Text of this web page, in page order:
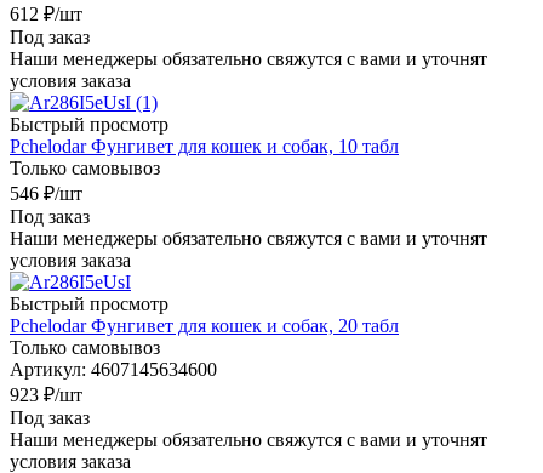
612 ₽/шт
Под заказ
Наши менеджеры обязательно свяжутся с вами и уточнят
условия заказа
Быстрый просмотр
Pchelodar Фунгивет для кошек и собак, 10 табл
Только самовывоз
546 ₽/шт
Под заказ
Наши менеджеры обязательно свяжутся с вами и уточнят
условия заказа
Быстрый просмотр
Pchelodar Фунгивет для кошек и собак, 20 табл
Только самовывоз
Артикул: 4607145634600
923 ₽/шт
Под заказ
Наши менеджеры обязательно свяжутся с вами и уточнят
условия заказа